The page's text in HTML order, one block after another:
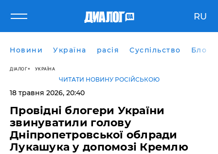
RU
Новини Україна расія Суспільство Блоги
ДІАЛОГ УКРАЇНА
ЧИТАТИ НОВИНУ РОСІЙСЬКОЮ
18 травня 2026, 20:40
​Провідні блогери України
звинуватили голову
Дніпропетровської облради
Лукашука у допомозі Кремлю